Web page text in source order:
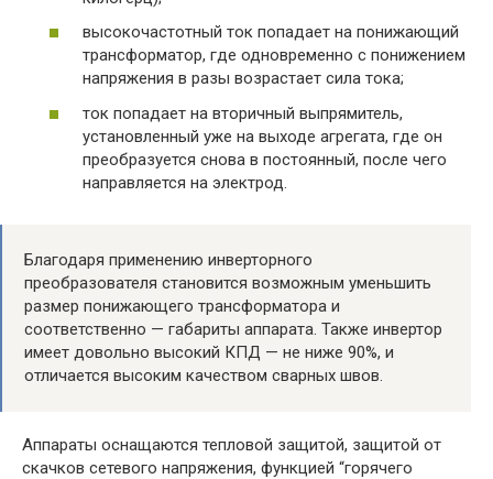
высокочастотный ток попадает на понижающий
трансформатор, где одновременно с понижением
напряжения в разы возрастает сила тока;
ток попадает на вторичный выпрямитель,
установленный уже на выходе агрегата, где он
преобразуется снова в постоянный, после чего
направляется на электрод.
Благодаря применению инверторного
преобразователя становится возможным уменьшить
размер понижающего трансформатора и
соответственно — габариты аппарата. Также инвертор
имеет довольно высокий КПД — не ниже 90%, и
отличается высоким качеством сварных швов.
Аппараты оснащаются тепловой защитой, защитой от
скачков сетевого напряжения, функцией “горячего